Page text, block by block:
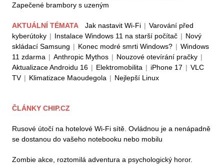
Zapečené brambory s uzeným
AKTUÁLNÍ TÉMATA Jak nastavit Wi-Fi | Varování před
kyberútoky | Instalace Windows 11 na starší počítač | Nový
skládací Samsung | Konec modré smrti Windows? | Windows
11 zdarma | Anthropic Mythos | Nouzové otevírání pračky |
Aktualizace Androidu 16 | Elektromobilita | iPhone 17 | VLC
TV | Klimatizace Maoudegola | Nejlepší Linux
ČLÁNKY CHIP.CZ
Rusové útočí na hotelové Wi-Fi sítě. Ovládnou je a nenápadně
se dostanou do vašeho notebooku nebo mobilu
Zombie akce, roztomilá adventura a psychologický horor.